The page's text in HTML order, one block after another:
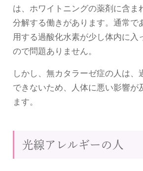
は、ホワイトニングの薬剤に含ま
分解する働きがあります。通常で
用する過酸化水素が少し体内に入
ので問題ありません。
しかし、無カタラーゼ症の人は、
できないため、人体に悪い影響が
ます。
光線アレルギーの人